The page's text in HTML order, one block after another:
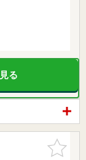
る
お気に入
りに追加